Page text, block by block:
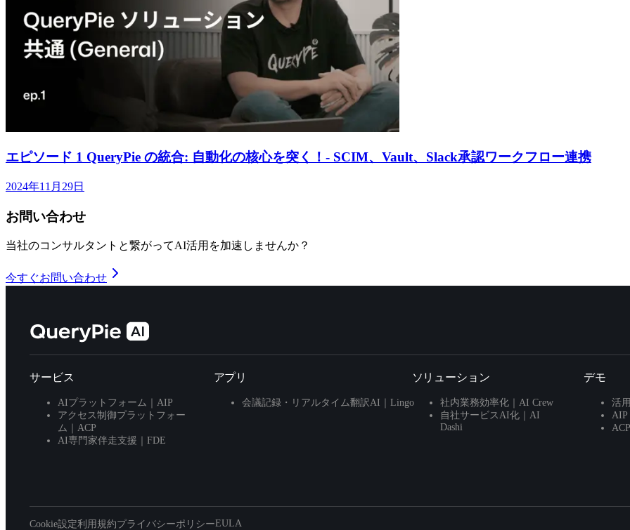
エピソード 1 QueryPie の統合: 自動化の核心を突く！- SCIM、Vault、Slack承認ワークフロー連携
2024年11月29日
お問い合わせ
当社のコンサルタントと繋がってAI活用を加速しませんか？
今すぐお問い合わせ
サービス
AIプラットフォーム｜AIP
アクセス制御プラットフォー
ム｜ACP
AI専門家伴走支援｜FDE
アプリ
会議記録・リアルタイム翻訳AI｜Lingo
ソリューション
社内業務効率化｜AI Crew
自社サービスAI化｜AI
Dashi
デモ
活
AIP
Cookie設定利用規約プライバシーポリシーEULA